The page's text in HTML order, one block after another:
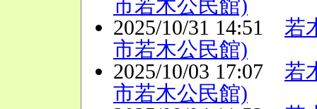
市若木公民館)
2025/10/31 14:51 若
市若木公民館)
2025/10/03 17:07 若
市若木公民館)